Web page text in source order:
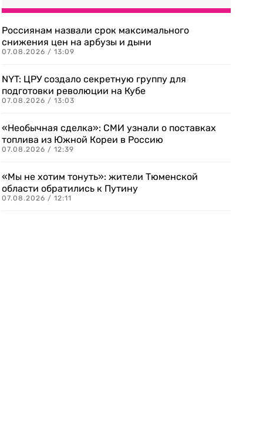
Россиянам назвали срок максимального
снижения цен на арбузы и дыни
07.08.2026 / 13:09
NYT: ЦРУ создало секретную группу для
подготовки революции на Кубе
07.08.2026 / 13:03
«Необычная сделка»: СМИ узнали о поставках
топлива из Южной Кореи в Россию
07.08.2026 / 12:39
«Мы не хотим тонуть»: жители Тюменской
области обратились к Путину
07.08.2026 / 12:11